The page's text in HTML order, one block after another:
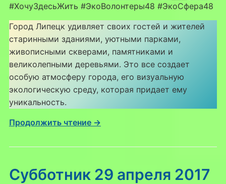
#ХочуЗдесьЖить #ЭкоВолонтеры48 #ЭкоСфера48
Город Липецк удивляет своих гостей и жителей
старинными зданиями, уютными парками,
живописными скверами, памятниками и
великолепными деревьями. Это все создает
особую атмосферу города, его визуальную
экологическую среду, которая придает ему
уникальность.
Продолжить чтение →
Субботник 29 апреля 2017